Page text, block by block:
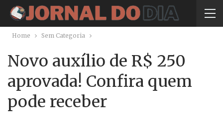
Home Sem Categoria
Novo auxílio de R$ 250
aprovada! Confira quem
pode receber